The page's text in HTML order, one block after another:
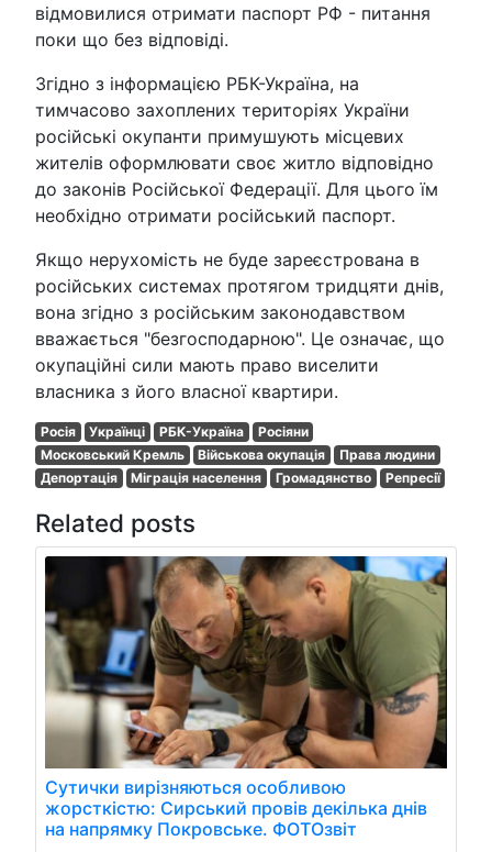
відмовилися отримати паспорт РФ - питання
поки що без відповіді.
Згідно з інформацією РБК-Україна, на
тимчасово захоплених територіях України
російські окупанти примушують місцевих
жителів оформлювати своє житло відповідно
до законів Російської Федерації. Для цього їм
необхідно отримати російський паспорт.
Якщо нерухомість не буде зареєстрована в
російських системах протягом тридцяти днів,
вона згідно з російським законодавством
вважається "безгосподарною". Це означає, що
окупаційні сили мають право виселити
власника з його власної квартири.
Росія Українці РБК-Україна
Росіяни
Московський Кремль
Військова окупація
Права людини
Депортація
Міграція населення Громадянство Репресії
Related posts
Сутички вирізняються особливою
жорсткістю: Сирський провів декілька днів
на напрямку Покровське. ФОТОзвіт